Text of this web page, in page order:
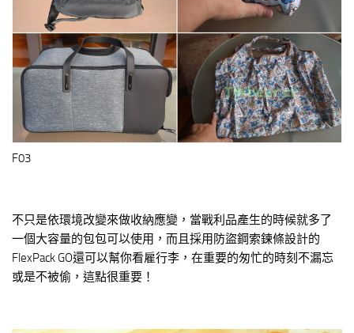
F03
不只是依環境改變來做收納應變，當戰利品產生的時候就多了
一個大容量的包包可以使用，而且採用防盜鋼索鍊條設計的
FlexPack GO還可以幫你看雇行李，在重要的匆忙的時刻不漏忘
或是不被偷，這點很重要！